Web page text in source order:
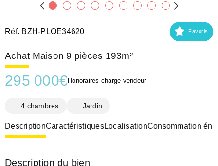
Réf. BZH-PLOE34620 Favoris
Achat Maison 9 pièces 193m²
295 000€ Honoraires charge vendeur
4 chambres Jardin
DescriptionCaractéristiquesLocalisationConsommation
Description du bien